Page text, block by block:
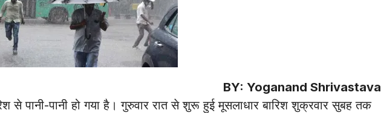
BY: Yoganand Shrivastava
से पानी-पानी हो गया है। गुरुवार रात से शुरू हुई मूसलाधार बारिश शुक्रवार सुबह तक